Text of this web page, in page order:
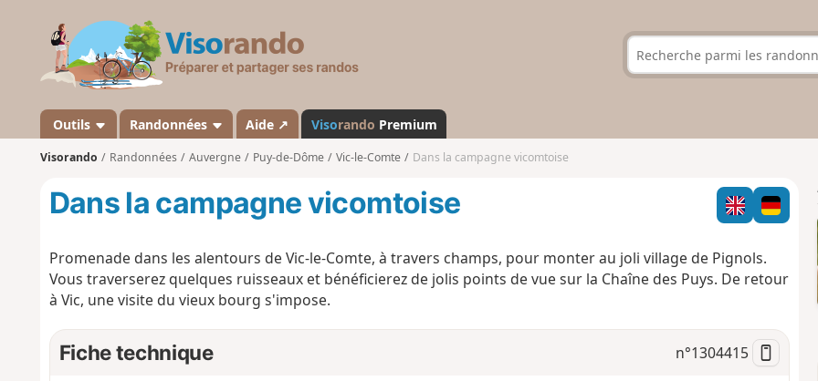
s
a
n
d
Outils Randonnées Aide ↗ Visorando Premium
Visorando Randonnées Auvergne Puy-de-Dôme Vic-le-Comte Dans la campagne vicomtoise
Dans la campagne vicomtoise
Promenade dans les alentours de Vic-le-Comte, à travers champs, pour monter au joli village de Pignols.
Vous traverserez quelques ruisseaux et bénéficierez de jolis points de vue sur la Chaîne des Puys. De retour
à Vic, une visite du vieux bourg s'impose.
Fiche technique n°1304415